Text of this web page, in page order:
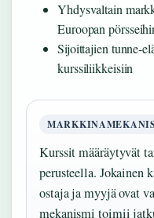
Yhdysvaltain
Euroopan
Sijoittajien tunne-
kurssiliikkeisiin
Kurssit määräytyvät
perusteella. Jokainen
ostaja ja myyjä ovat
mekanismi toimii